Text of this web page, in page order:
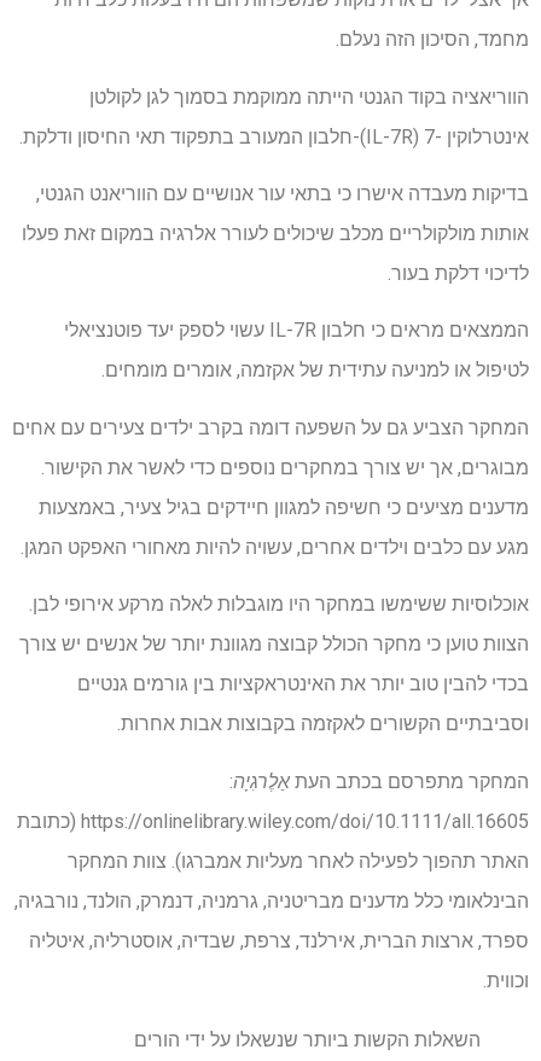
מחמד, הסיכון הזה נעלם.
הווריאציה בקוד הגנטי הייתה ממוקמת בסמוך לגן לקולטן
אינטרלוקין -7 (IL-7R)-חלבון המעורב בתפקוד תאי החיסון ודלקת.
בדיקות מעבדה אישרו כי בתאי עור אנושיים עם הווריאנט הגנטי,
אותות מולקולריים מכלב שיכולים לעורר אלרגיה במקום זאת פעלו
לדיכוי דלקת בעור.
הממצאים מראים כי חלבון IL-7R עשוי לספק יעד פוטנציאלי
לטיפול או למניעה עתידית של אקזמה, אומרים מומחים.
המחקר הצביע גם על השפעה דומה בקרב ילדים צעירים עם אחים
מבוגרים, אך יש צורך במחקרים נוספים כדי לאשר את הקישור.
מדענים מציעים כי חשיפה למגוון חיידקים בגיל צעיר, באמצעות
מגע עם כלבים וילדים אחרים, עשויה להיות מאחורי האפקט המגן.
אוכלוסיות ששימשו במחקר היו מוגבלות לאלה מרקע אירופי לבן.
הצוות טוען כי מחקר הכולל קבוצה מגוונת יותר של אנשים יש צורך
בכדי להבין טוב יותר את האינטראקציות בין גורמים גנטיים
וסביבתיים הקשורים לאקזמה בקבוצות אבות אחרות.
המחקר מתפרסם בכתב העת אַלֶרגִיָה:
https://onlinelibrary.wiley.com/doi/10.1111/all.16605 (כתובת
האתר תהפוך לפעילה לאחר מעליות אמברגו). צוות המחקר
הבינלאומי כלל מדענים מבריטניה, גרמניה, דנמרק, הולנד, נורבגיה,
ספרד, ארצות הברית, אירלנד, צרפת, שבדיה, אוסטרליה, איטליה
וכווית.
השאלות הקשות ביותר שנשאלו על ידי הורים